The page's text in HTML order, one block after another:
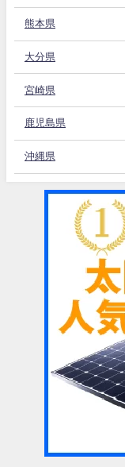
熊本県
大分県
宮崎県
鹿児島県
沖縄県